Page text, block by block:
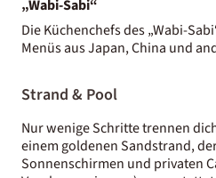
„Wabi-Sabi“
Die Küchenchefs des „Wabi-
Menüs aus Japan, China und
Strand & Pool
Nur wenige Schritte trennen
einem goldenen Sandstrand,
Sonnenschirmen und privaten